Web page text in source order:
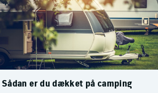
Sådan er du dækket på camping